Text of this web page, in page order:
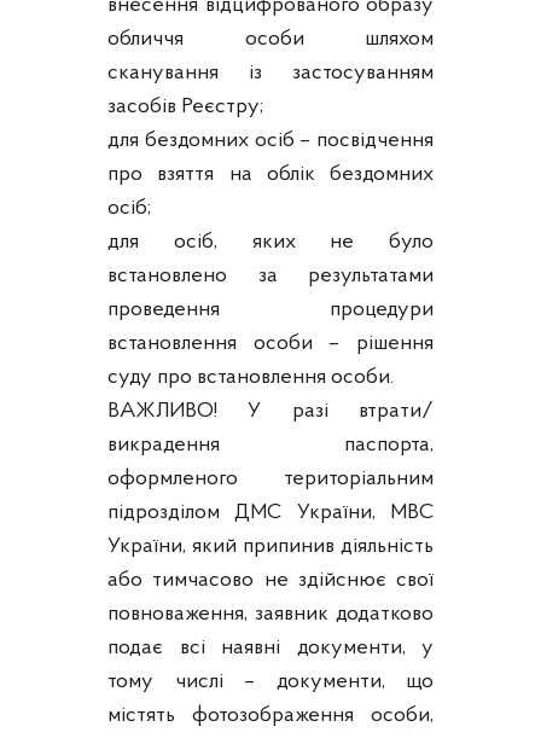
внесення відцифрованого образу
обличчя особи шляхом
сканування із застосуванням
засобів Реєстру;
для бездомних осіб – посвідчення
про взяття на облік бездомних
осіб;
для осіб, яких не було
встановлено за результатами
проведення процедури
встановлення особи – рішення
суду про встановлення особи.
ВАЖЛИВО! У разі втрати/
викрадення паспорта,
оформленого територіальним
підрозділом ДМС України, МВС
України, який припинив діяльність
або тимчасово не здійснює свої
повноваження, заявник додатково
подає всі наявні документи, у
тому числі – документи, що
містять фотозображення особи,